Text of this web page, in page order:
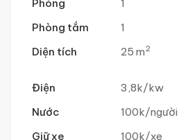
Phòng
1
Phòng tắm
1
Diện tích
25 m2
Điện
3,8k/kw
Nước
100k/người
Giữ xe
100k/xe